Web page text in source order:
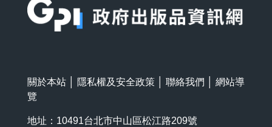
關於本站 隱私權及安全政策 聯絡我們
網站導
覽
地址：10491台北市中山區松江路209號